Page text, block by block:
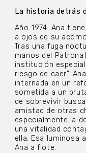
La historia detrás
Año 1974. Ana
a ojos de su
Tras una fuga
manos del
institución
riesgo de caer”.
internada en un
sometida a un
de sobrevivir
amistad de otras
especialmente la
una vitalidad
ella. Esa luminosa
Ana a flote.